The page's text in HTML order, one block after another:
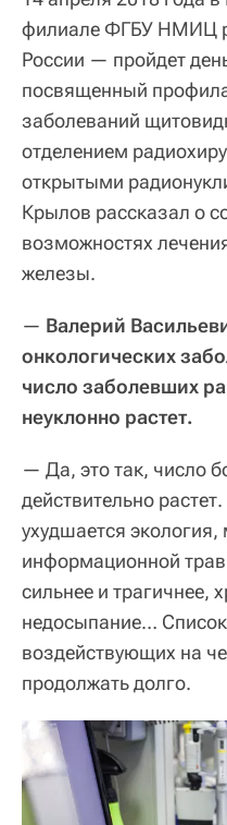
филиале ФГБУ НМИЦ
России — пройдет
посвященный
заболеваний
отделением
открытыми
Крылов рассказал о
возможностях
железы.
— Валерий
онкологических
число заболевших
неуклонно растет.
— Да, это так, число
действительно
ухудшается
информационной
сильнее и трагичнее,
недосыпание…
воздействующих на
продолжать долго.